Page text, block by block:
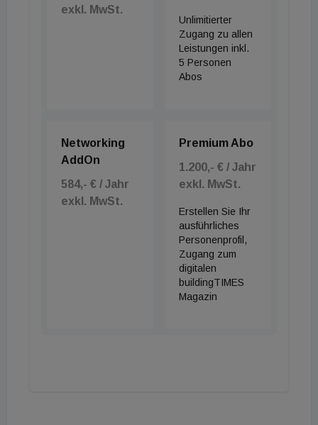
exkl. MwSt.
Unlimitierter
Zugang zu allen
Leistungen inkl.
5 Personen
Abos
Networking
AddOn
584,- € / Jahr
exkl. MwSt.
Premium Abo
1.200,- € / Jahr
exkl. MwSt.
Erstellen Sie Ihr
ausführliches
Personenprofil,
Zugang zum
digitalen
buildingTIMES
Magazin